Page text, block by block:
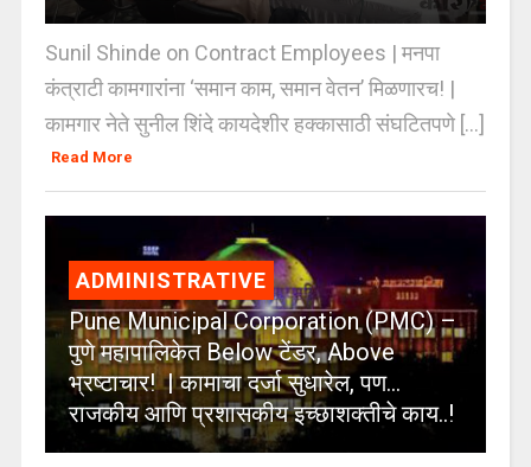
Sunil Shinde on Contract Employees | मनपा
कंत्राटी कामगारांना ‘समान काम, समान वेतन’ मिळणारच! |
कामगार नेते सुनील शिंदे कायदेशीर हक्कासाठी संघटितपणे [...]
Read More
ADMINISTRATIVE
Pune Municipal Corporation (PMC) –
पुणे महापालिकेत Below टेंडर, Above
भ्रष्टाचार! | कामाचा दर्जा सुधारेल, पण…
राजकीय आणि प्रशासकीय इच्छाशक्तीचे काय..!